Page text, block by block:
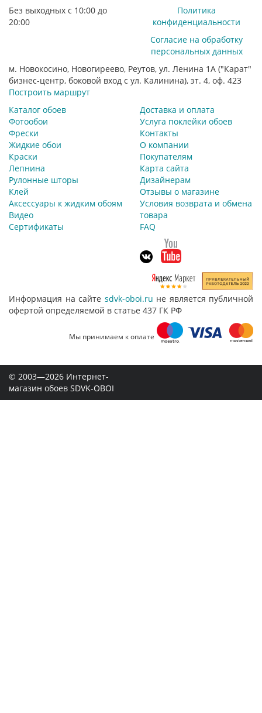
Без выходных с 10:00 до
20:00
Политика
конфиденциальности
Согласие на обработку
персональных данных
м. Новокосино, Новогиреево, Реутов, ул. Ленина 1А ("Карат"
бизнес-центр, боковой вход с ул. Калинина), эт. 4, оф. 423
Построить маршрут
Каталог обоев
Фотообои
Фрески
Жидкие обои
Краски
Лепнина
Рулонные шторы
Клей
Аксессуары к жидким обоям
Видео
Сертификаты
Доставка и оплата
Услуга поклейки обоев
Контакты
О компании
Покупателям
Карта сайта
Дизайнерам
Отзывы о магазине
Условия возврата и обмена
товара
FAQ
Информация на сайте sdvk-oboi.ru не является публичной
офертой определяемой в статье 437 ГК РФ
Мы принимаем к оплате
© 2003—2026 Интернет-
магазин обоев SDVK-OBOI